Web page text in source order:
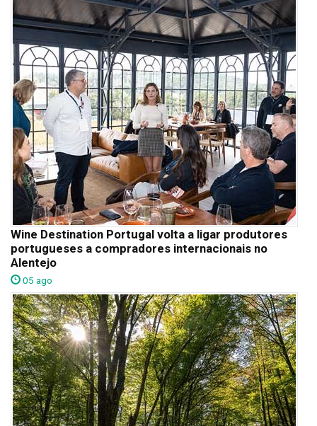
Wine Destination Portugal volta a ligar produtores
portugueses a compradores internacionais no
Alentejo
05 ago